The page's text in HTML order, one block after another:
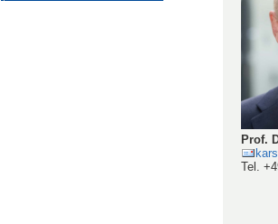
Prof.
Tel.